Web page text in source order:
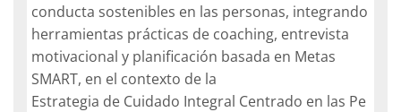
conducta sostenibles en las personas, integrando
herramientas prácticas de coaching, entrevista
motivacional y planificación basada en Metas
SMART, en el contexto de la
Estrategia de Cuidado Integral Centrado en las Pe